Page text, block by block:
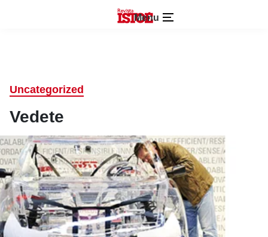
Menu
Uncategorized
Vedete